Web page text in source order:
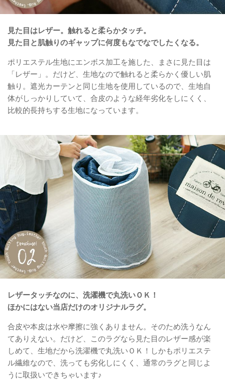
見た目はレザー。触れると柔らかタッチ。
見た目と肌触りのギャップに何度もなでなでしたくなる。
ポリエステル生地にエンボス加工を施した、まさに見た目は
「レザー」。だけど、生地なので触れると柔らかく優しい肌
触り。遮光カーテンと同じ生地を使用しているので、生地自
体がしっかりしていて、合皮のような経年劣化をしにくく、
比較的長持ちする生地になっています。
レザータッチなのに、洗濯機で丸洗いＯＫ！
ほかにはない当店だけのオリジナルラグ。
合皮や本皮は水や摩擦に強くありません。そのため洗うなん
てありえない。だけど、このラグなら見た目のレザー感が楽
しめて、生地だから洗濯機で丸洗いＯＫ！しかもポリエステ
ル繊維なので、洗っても劣化しにくく、通常のラグと同じよ
うに取扱いできちゃいます♪